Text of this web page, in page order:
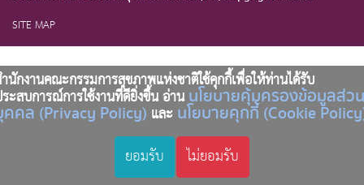
นักงานคณะกรรมการสุขภาพแห่งชาติใช้คุกกี้เพื่อให้ท่านได้รับ
ะสบการณ์การใช้งานที่ดียิ่งขึ้น อ่านนโยบายคุ้มครองข้อมูลส่วน
คล (Privacy Policy) และนโยบายคุกกี้ (Cookie
ยอมรับ ไม่ยอมรับ
SITE MAP